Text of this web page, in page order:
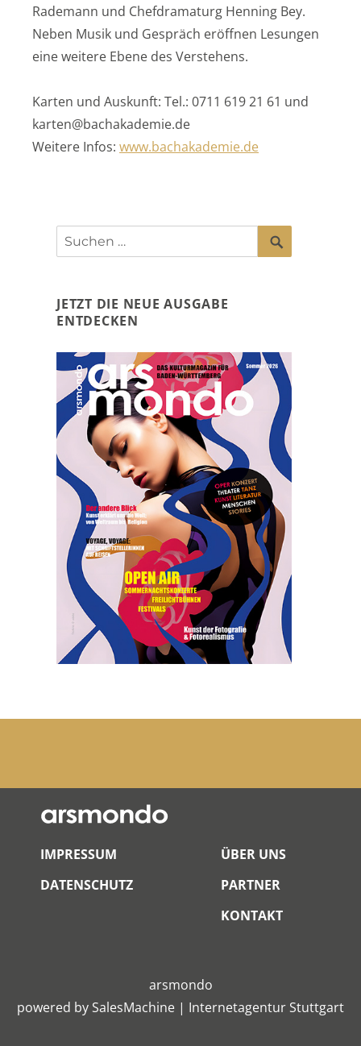
Rademann und Chefdramaturg Henning Bey.
Neben Musik und Gespräch eröffnen Lesungen
eine weitere Ebene des Verstehens.
Karten und Auskunft: Tel.: 0711 619 21 61 und
karten@bachakademie.de
Weitere Infos: www.bachakademie.de
Suchen
nach:
SUCHEN
JETZT DIE NEUE AUSGABE
ENTDECKEN
IMPRESSUM
DATENSCHUTZ
ÜBER UNS
PARTNER
KONTAKT
arsmondo
powered bySalesMachine | Internetagentur Stuttgart